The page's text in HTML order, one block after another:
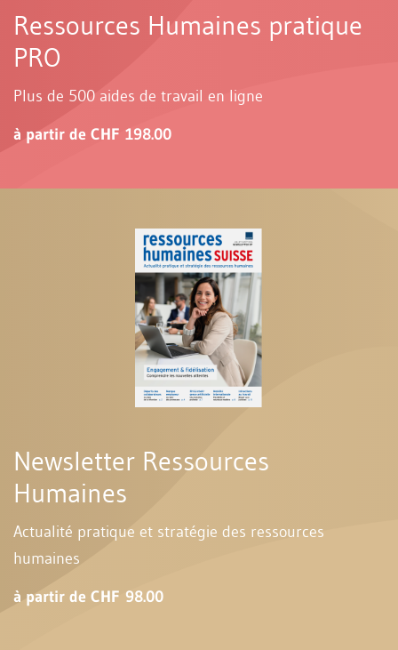
Ressources Humaines pratique
PRO
Plus de 500 aides de travail en ligne
à partir de CHF 198.00
Newsletter Ressources
Humaines
Actualité pratique et stratégie des ressources
humaines
à partir de CHF 98.00